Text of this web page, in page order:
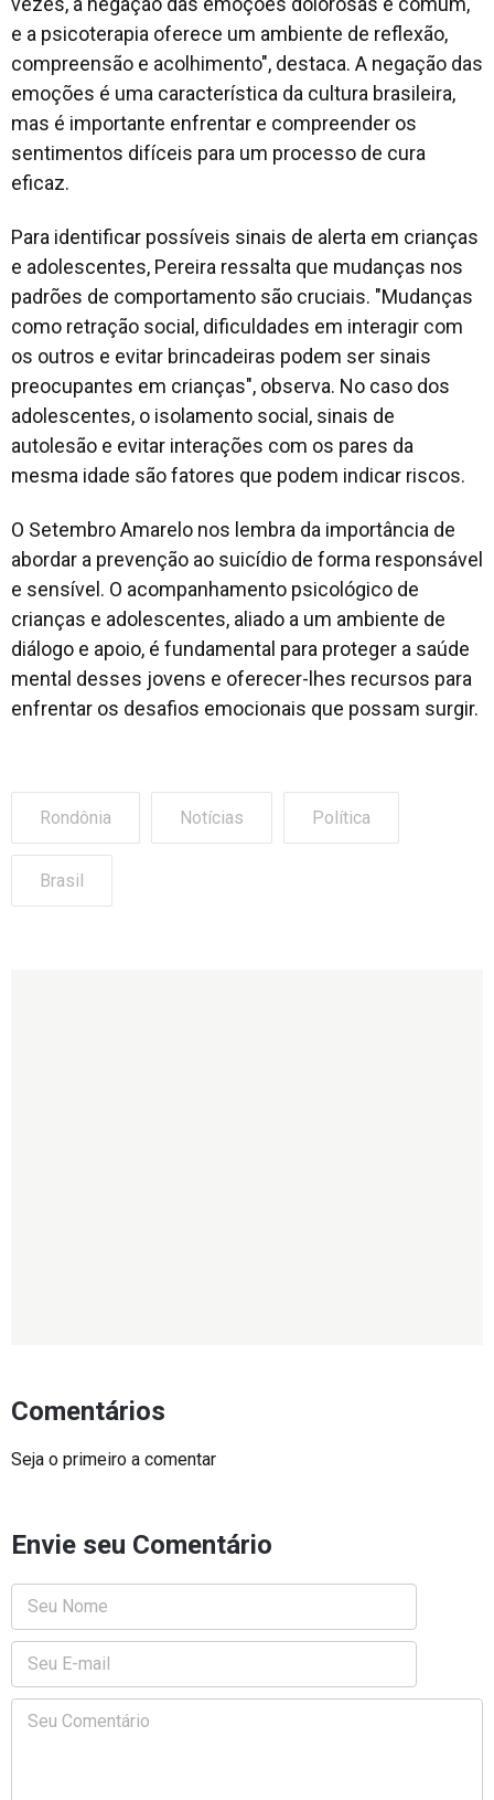
e a psicoterapia oferece um ambiente de reflexão,
compreensão e acolhimento", destaca. A negação das
emoções é uma característica da cultura brasileira,
mas é importante enfrentar e compreender os
sentimentos difíceis para um processo de cura
eficaz.
Para identificar possíveis sinais de alerta em crianças
e adolescentes, Pereira ressalta que mudanças nos
padrões de comportamento são cruciais. "Mudanças
como retração social, dificuldades em interagir com
os outros e evitar brincadeiras podem ser sinais
preocupantes em crianças", observa. No caso dos
adolescentes, o isolamento social, sinais de
autolesão e evitar interações com os pares da
mesma idade são fatores que podem indicar riscos.
O Setembro Amarelo nos lembra da importância de
abordar a prevenção ao suicídio de forma responsável
e sensível. O acompanhamento psicológico de
crianças e adolescentes, aliado a um ambiente de
diálogo e apoio, é fundamental para proteger a saúde
mental desses jovens e oferecer-lhes recursos para
enfrentar os desafios emocionais que possam surgir.
Rondônia Notícias Política
Brasil
Comentários
Seja o primeiro a comentar
Envie seu Comentário